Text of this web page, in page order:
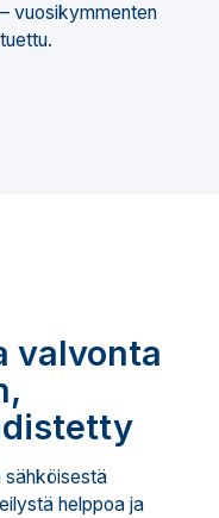
– vuosikymmenten
valvonta
sähköisestä
helppoa ja